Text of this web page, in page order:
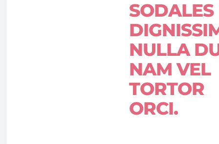
SODALES
NULLA
NAM VEL
TORTOR
ORCI.